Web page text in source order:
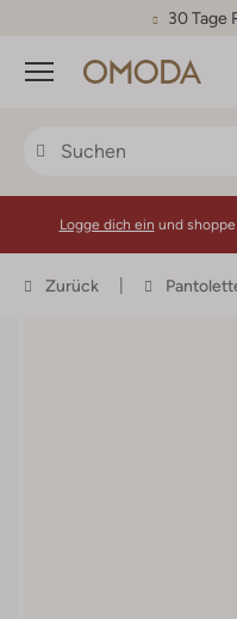
30 Tage
Menü
Logge dich ein und
Zurück